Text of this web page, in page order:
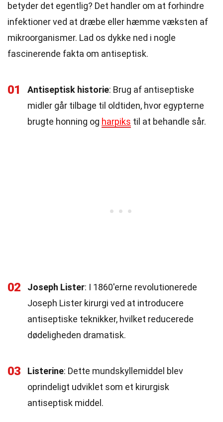
betyder det egentlig? Det handler om at forhindre
infektioner ved at dræbe eller hæmme væksten af
mikroorganismer. Lad os dykke ned i nogle
fascinerende fakta om antiseptisk.
01 Antiseptisk historie: Brug af antiseptiske
midler går tilbage til oldtiden, hvor egypterne
brugte honning og harpiks til at behandle sår.
02 Joseph Lister: I 1860'erne revolutionerede
Joseph Lister kirurgi ved at introducere
antiseptiske teknikker, hvilket reducerede
dødeligheden dramatisk.
03 Listerine: Dette mundskyllemiddel blev
oprindeligt udviklet som et kirurgisk
antiseptisk middel.